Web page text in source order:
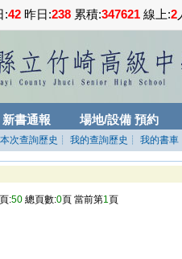
:42 昨日:238 累積:347621 線上:2
新書通報 場地/設備 預約
本次查詢歷史 ┊ 我的查詢歷史 ┊ 我的書車
:50 總頁數:0頁 當前第1頁